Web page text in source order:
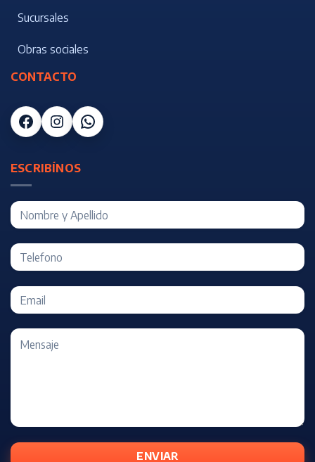
Sucursales
Obras sociales
CONTACTO
Facebook
Instagram
WhatsApp
ESCRIBÍNOS